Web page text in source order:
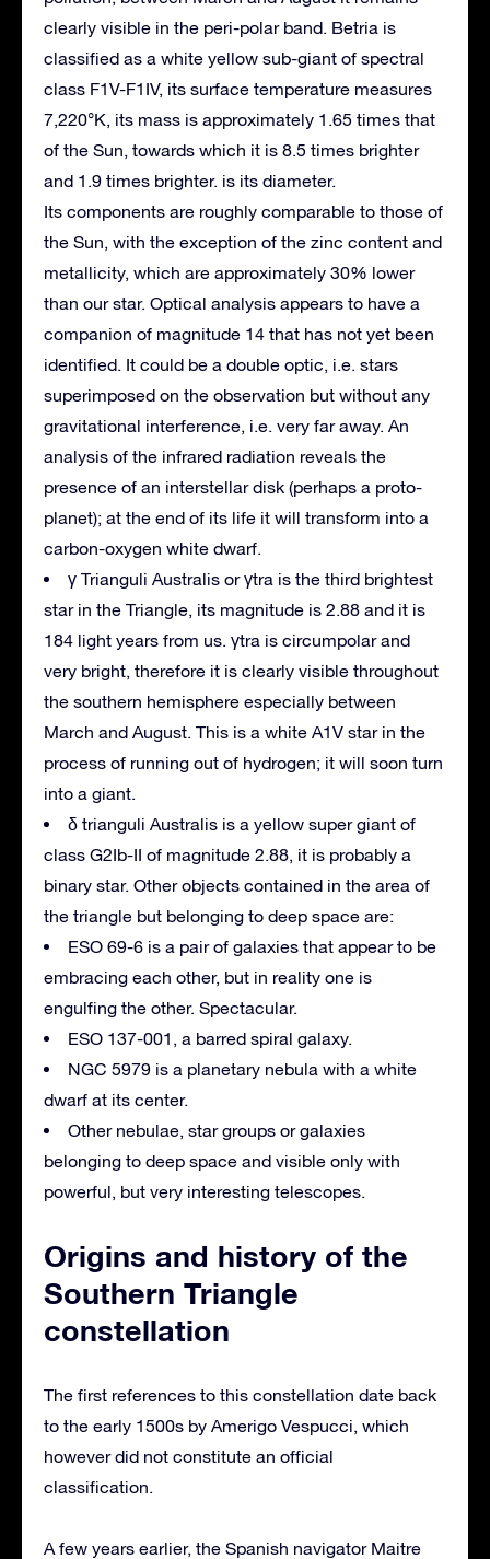
clearly visible in the peri-polar band. Betria is
classified as a white yellow sub-giant of spectral
class F1V-F1IV, its surface temperature measures
7,220°K, its mass is approximately 1.65 times that
of the Sun, towards which it is 8.5 times brighter
and 1.9 times brighter. is its diameter.
Its components are roughly comparable to those of
the Sun, with the exception of the zinc content and
metallicity, which are approximately 30% lower
than our star. Optical analysis appears to have a
companion of magnitude 14 that has not yet been
identified. It could be a double optic, i.e. stars
superimposed on the observation but without any
gravitational interference, i.e. very far away. An
analysis of the infrared radiation reveals the
presence of an interstellar disk (perhaps a proto-
planet); at the end of its life it will transform into a
carbon-oxygen white dwarf.
γ Trianguli Australis or γtra is the third brightest
star in the Triangle, its magnitude is 2.88 and it is
184 light years from us. γtra is circumpolar and
very bright, therefore it is clearly visible throughout
the southern hemisphere especially between
March and August. This is a white A1V star in the
process of running out of hydrogen; it will soon turn
into a giant.
δ trianguli Australis is a yellow super giant of
class G2Ib-II of magnitude 2.88, it is probably a
binary star. Other objects contained in the area of ​​
the triangle but belonging to deep space are:
ESO 69-6 is a pair of galaxies that appear to be
embracing each other, but in reality one is
engulfing the other. Spectacular.
ESO 137-001, a barred spiral galaxy.
NGC 5979 is a planetary nebula with a white
dwarf at its center.
Other nebulae, star groups or galaxies
belonging to deep space and visible only with
powerful, but very interesting telescopes.
Origins and history of the
Southern Triangle
constellation
The first references to this constellation date back
to the early 1500s by Amerigo Vespucci, which
however did not constitute an official
classification.
A few years earlier, the Spanish navigator Maitre